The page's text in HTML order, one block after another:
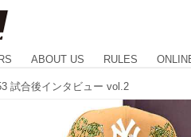
ABOUT US RULES
試合後インタビュー vol.2